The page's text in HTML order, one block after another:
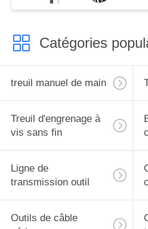
Catégories
treuil manuel de main
Treuil d'engrenage à
vis sans fin
Ligne de
transmission outil
Outils de câble